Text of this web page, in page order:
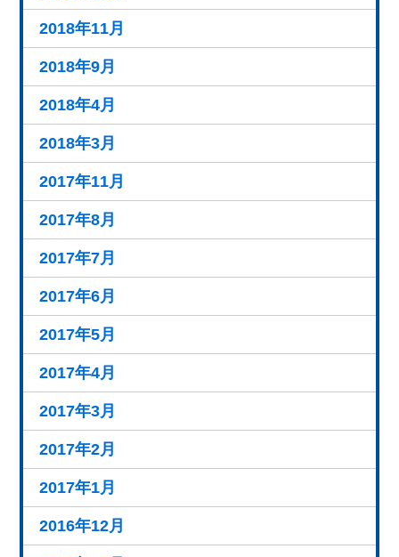
2018年11月
2018年9月
2018年4月
2018年3月
2017年11月
2017年8月
2017年7月
2017年6月
2017年5月
2017年4月
2017年3月
2017年2月
2017年1月
2016年12月